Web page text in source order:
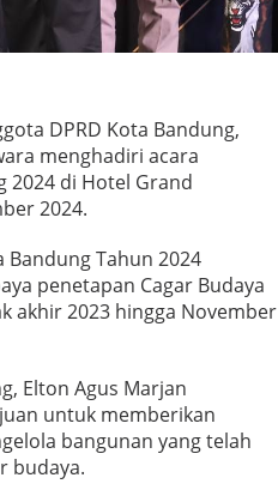
DPRD Kota Bandung,
menghadiri acara
2024 di Hotel Grand
2024.
Bandung Tahun 2024
penetapan Cagar Budaya
akhir 2023 hingga November
Elton Agus Marjan
untuk memberikan
bangunan yang telah
budaya.